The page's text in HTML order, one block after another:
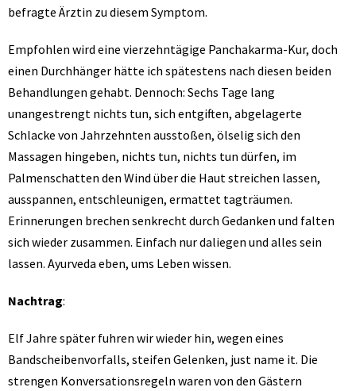
befragte Ärztin zu diesem Symptom.
Empfohlen wird eine vierzehntägige Panchakarma-Kur, doch
einen Durchhänger hätte ich spätestens nach diesen beiden
Behandlungen gehabt. Dennoch: Sechs Tage lang
unangestrengt nichts tun, sich entgiften, abgelagerte
Schlacke von Jahrzehnten ausstoßen, ölselig sich den
Massagen hingeben, nichts tun, nichts tun dürfen, im
Palmenschatten den Wind über die Haut streichen lassen,
ausspannen, entschleunigen, ermattet tagträumen.
Erinnerungen brechen senkrecht durch Gedanken und falten
sich wieder zusammen. Einfach nur daliegen und alles sein
lassen. Ayurveda eben, ums Leben wissen.
Nachtrag:
Elf Jahre später fuhren wir wieder hin, wegen eines
Bandscheibenvorfalls, steifen Gelenken, just name it. Die
strengen Konversationsregeln waren von den Gästern